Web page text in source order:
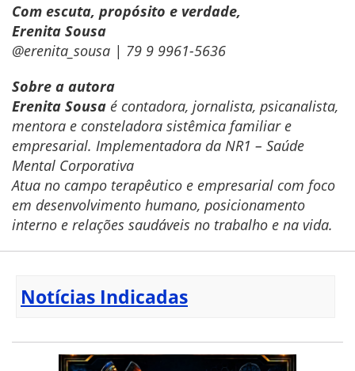
Com escuta, propósito e verdade,
Erenita Sousa
@erenita_sousa | 79 9 9961-5636
Sobre a autora
Erenita Sousa é contadora, jornalista, psicanalista,
mentora e consteladora sistêmica familiar e
empresarial. Implementadora da NR1 – Saúde
Mental Corporativa
Atua no campo terapêutico e empresarial com foco
em desenvolvimento humano, posicionamento
interno e relações saudáveis no trabalho e na vida.
Notícias Indicadas